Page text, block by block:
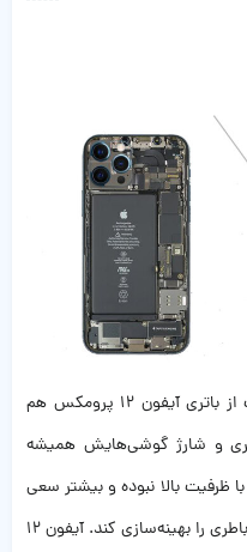
تا حرف از سخت‌افزار است، خوب است از باتری آيفون ۱۲ پرومکس هم
و شارژ گوشی‌هایش همیشه
ظرفیت بالا نبوده و بیشتر سعی
کرده‌است با بهبودهای نرم‌افزاری،‌ مصرف باطری را بهینه‌سازی کند. آیفون ۱۲